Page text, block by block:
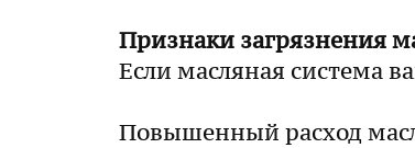
Признаки загрязнения
Если масляная система
Повышенный расход